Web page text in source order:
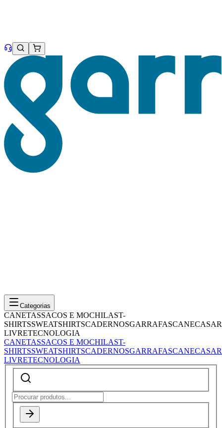
Categorias
CANETASSACOS E MOCHILAST-
SHIRTSSWEATSHIRTSCADERNOSGARRAFASCANECASAR
LIVRETECNOLOGIA
CANETASSACOS E MOCHILAST-
SHIRTSSWEATSHIRTSCADERNOSGARRAFASCANECASAR
LIVRETECNOLOGIA